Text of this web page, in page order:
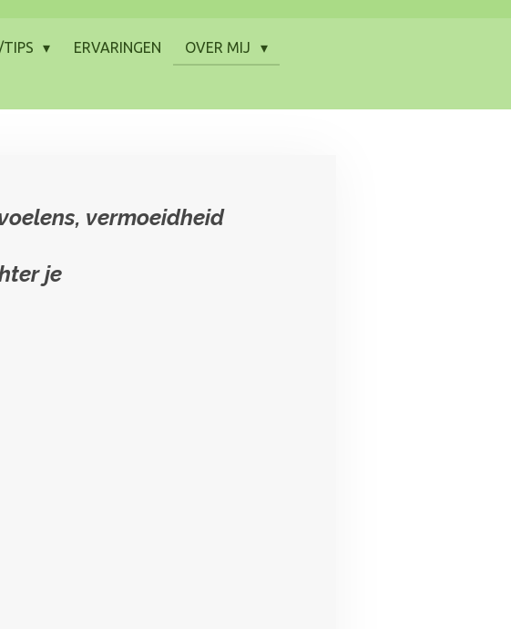
ERVARINGEN
OVER MIJ
vermoeidheid
je